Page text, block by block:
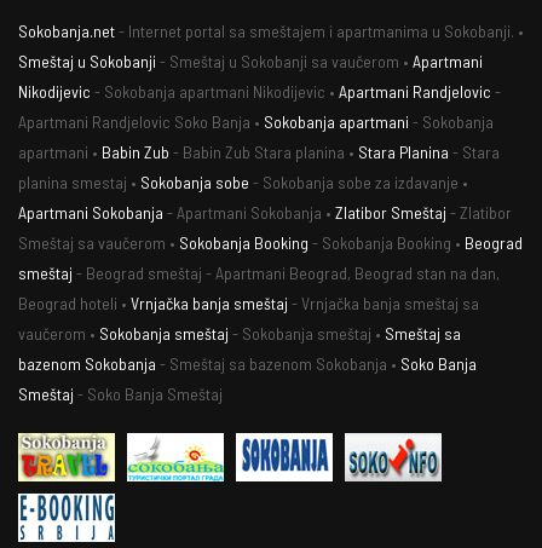
Sokobanja.net- Internet portal sa smeštajem i apartmanima u Sokobanji. •
Smeštaj u Sokobanji - Smeštaj u Sokobanji sa vaučerom • Apartmani
Nikodijevic - Sokobanja apartmani Nikodijevic • Apartmani Randjelovic -
Apartmani Randjelovic Soko Banja • Sokobanja apartmani - Sokobanja
apartmani • Babin Zub - Babin Zub Stara planina • Stara Planina - Stara
planina smestaj • Sokobanja sobe - Sokobanja sobe za izdavanje •
Apartmani Sokobanja - Apartmani Sokobanja • Zlatibor Smeštaj - Zlatibor
Smeštaj sa vaučerom • Sokobanja Booking - Sokobanja Booking • Beograd
smeštaj - Beograd smeštaj - Apartmani Beograd, Beograd stan na dan,
Beograd hoteli • Vrnjačka banja smeštaj - Vrnjačka banja smeštaj sa
vaučerom • Sokobanja smeštaj - Sokobanja smeštaj • Smeštaj sa
bazenom Sokobanja - Smeštaj sa bazenom Sokobanja • Soko Banja
Smeštaj - Soko Banja Smeštaj